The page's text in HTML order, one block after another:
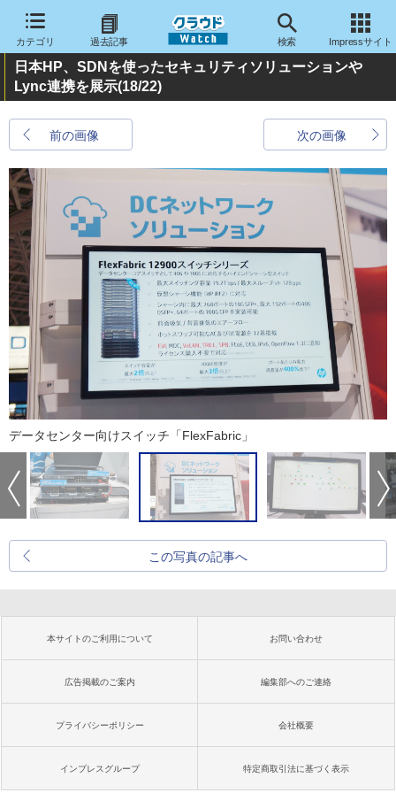
カテゴリ 過去記事 検索 Impressサイト
日本HP、SDNを使ったセキュリティソリューションや
Lync連携を展示(18/22)
前の画像 次の画像
データセンター向けスイッチ「FlexFabric」
この写真の記事へ
本サイトのご利用について お問い合わせ
広告掲載のご案内 編集部へのご連絡
プライバシーポリシー 会社概要
インプレスグループ 特定商取引法に基づく表示